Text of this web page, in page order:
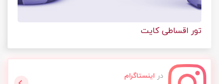
تور اقساطی کایت
در اینستاگرام